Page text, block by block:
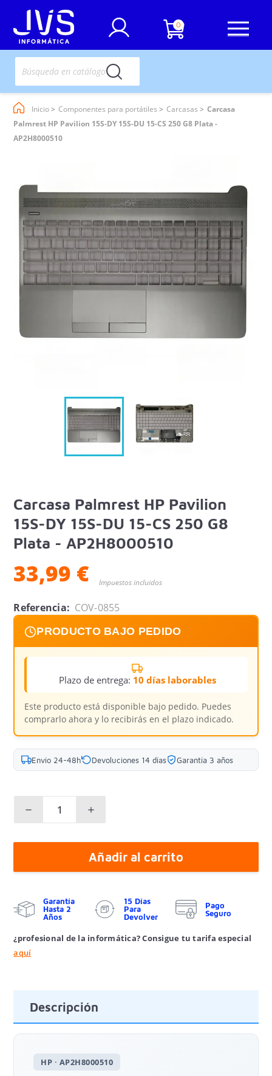
0
Inicio Componentes para portátiles Carcasas
Carcasa
Palmrest HP Pavilion 15S-DY 15S-DU 15-CS 250 G8 Plata -
AP2H8000510
Carcasa Palmrest HP Pavilion
15S-DY 15S-DU 15-CS 250 G8
Plata - AP2H8000510
33,99 € Impuestos incluidos
Referencia: COV-0855
PRODUCTO BAJO PEDIDO
Plazo de entrega: 10 días laborables
Este producto está disponible bajo pedido. Puedes
comprarlo ahora y lo recibirás en el plazo indicado.
Envío 24-48h Devoluciones 14 días Garantía 3 años
Añadir al carrito
Garantía
Hasta 2
Años
15 Días
Para
Devolver
Pago
Seguro
¿profesional de la informática? Consigue tu tarifa especial
aquí
Descripción
HP · AP2H8000510